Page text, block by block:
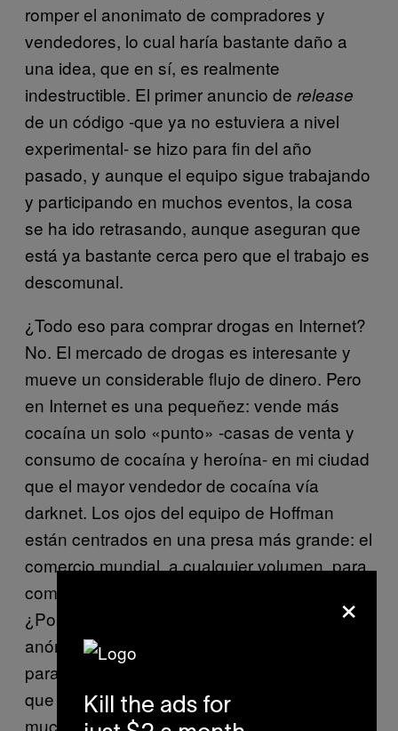
romper el anonimato de compradores y
vendedores, lo cual haría bastante daño a
una idea, que en sí, es realmente
indestructible. El primer anuncio de release
de un código -que ya no estuviera a nivel
experimental- se hizo para fin del año
pasado, y aunque el equipo sigue trabajando
y participando en muchos eventos, la cosa
se ha ido retrasando, aunque aseguran que
está ya bastante cerca pero que el trabajo es
descomunal.
¿Todo eso para comprar drogas en Internet?
No. El mercado de drogas es interesante y
mueve un considerable flujo de dinero. Pero
en Internet es una pequeñez: vende más
cocaína un solo «punto» -casas de venta y
consumo de cocaína y heroína- en mi ciudad
que el mayor vendedor de cocaína vía
darknet. Los ojos del equipo de Hoffman
están centrados en una presa más grande: el
comercio mundial, a cualquier volumen, para
competir con megaempresas como Alibaba.
¿Por qué no? ¿Acaso los mercados
anónimos -por la vía que sean- sólo sirven
para comprar y vender drogas? El pastel al
que aspira el proyecto OpenBazaar es
mucho mayor si esto no va sólo de drogas:
×
Kill the ads for